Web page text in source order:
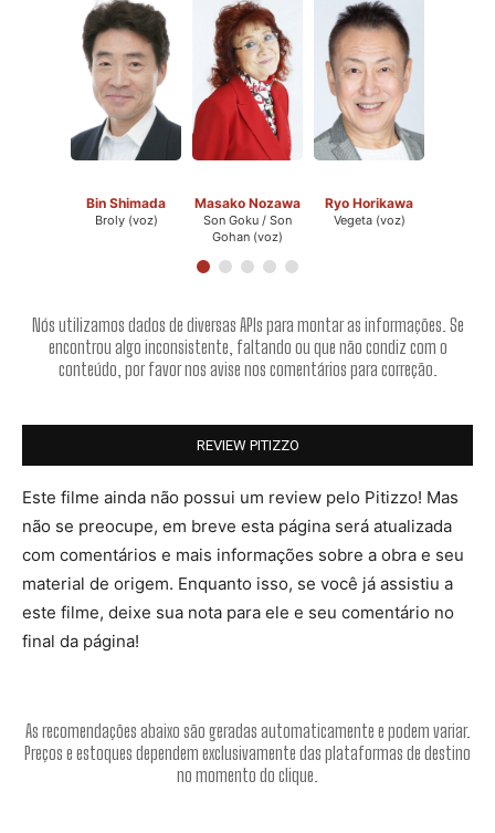
Bin Shimada
Broly (voz)
Masako Nozawa
Son Goku / Son
Gohan (voz)
Ryo Horikawa
Vegeta (voz)
Nós utilizamos dados de diversas APIs para montar as informações. Se
encontrou algo inconsistente, faltando ou que não condiz com o
conteúdo, por favor nos avise nos comentários para correção.
REVIEW PITIZZO
Este filme ainda não possui um review pelo Pitizzo! Mas
não se preocupe, em breve esta página será atualizada
com comentários e mais informações sobre a obra e seu
material de origem. Enquanto isso, se você já assistiu a
este filme, deixe sua nota para ele e seu comentário no
final da página!
As recomendações abaixo são geradas automaticamente e podem variar.
Preços e estoques dependem exclusivamente das plataformas de destino
no momento do clique.